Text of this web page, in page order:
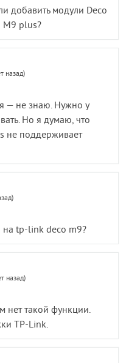
добавить модули Deco
M9 plus?
назад)
— не знаю. Нужно у
Но я думаю, что
не поддерживает
на tp-link deco m9?
назад)
нет такой функции.
TP-Link.